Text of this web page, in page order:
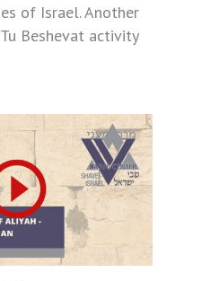
of Israel. Another
Beshevat activity...